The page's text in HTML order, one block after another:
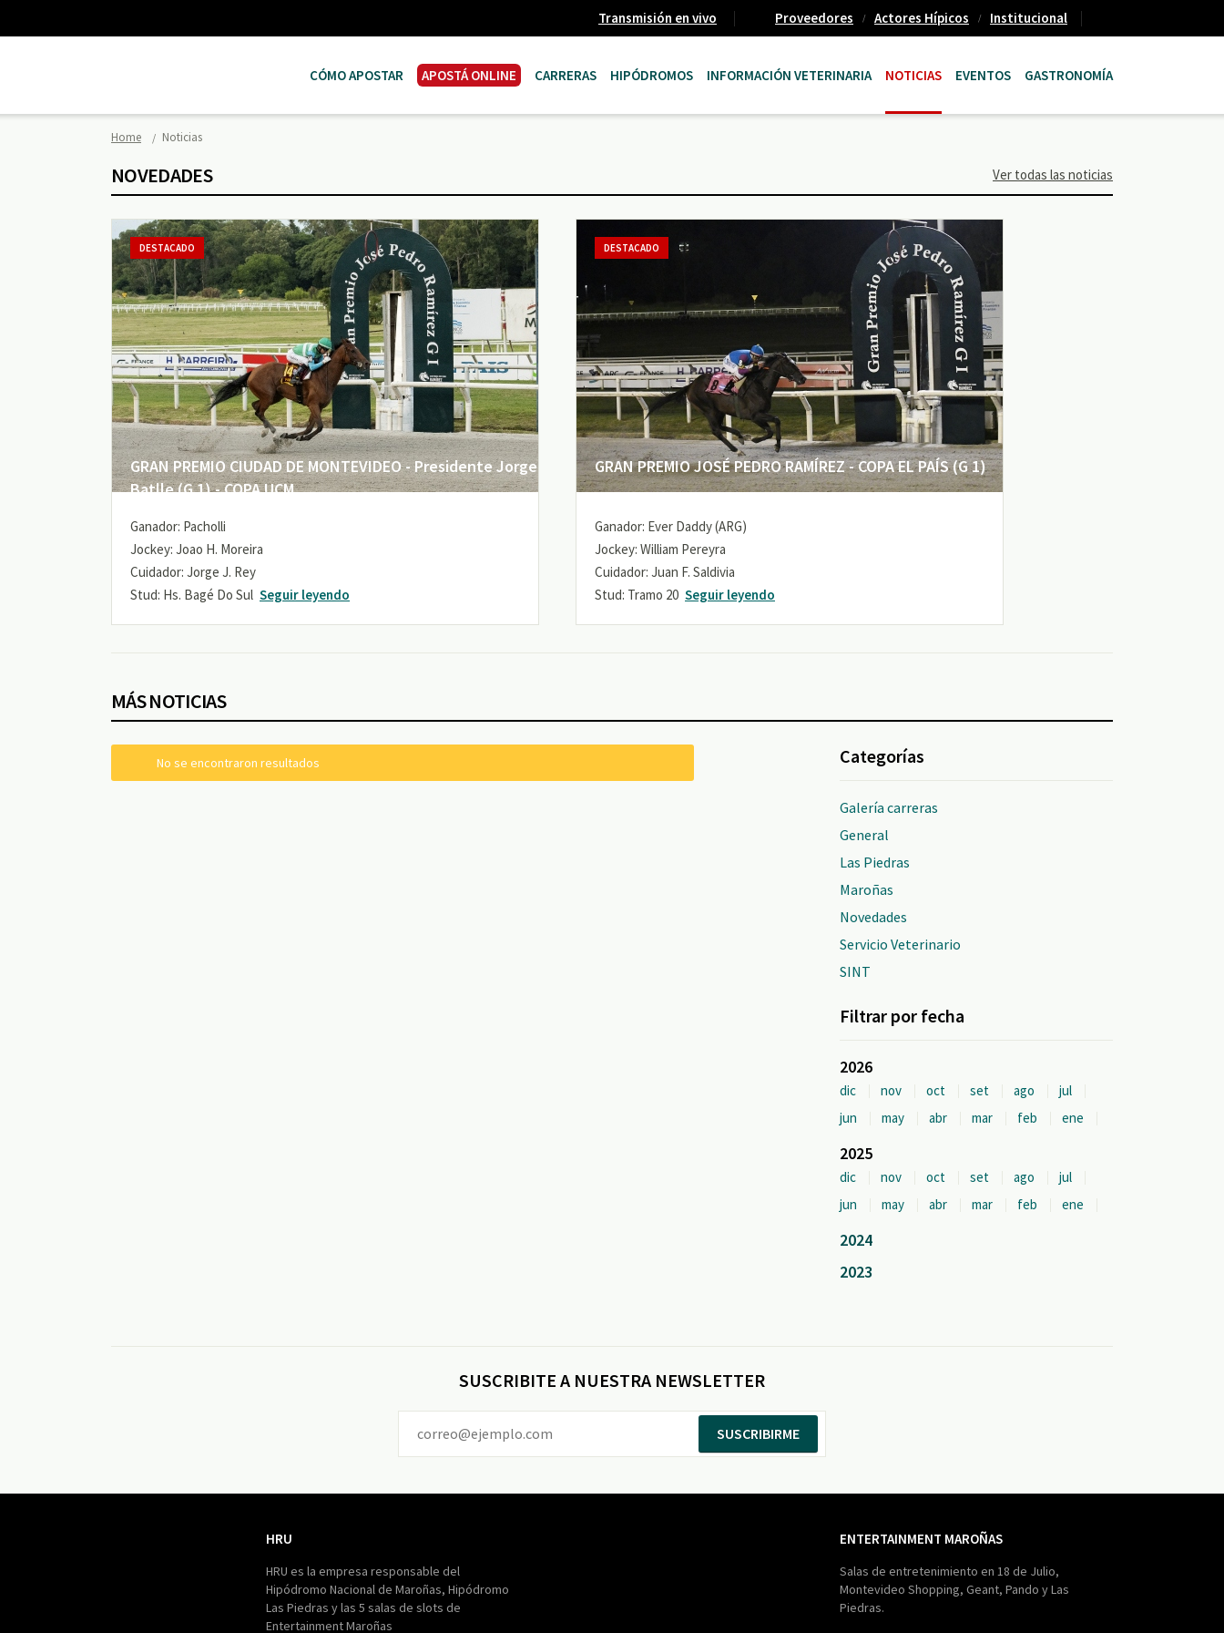
Transmisión en vivo Proveedores Actores Hípicos Institucional
CÓMO APOSTAR APOSTÁ ONLINE CARRERAS HIPÓDROMOS INFORMACIÓN VETERINARIA NOTICIAS EVENTOS GASTRONOMÍA
Home Noticias
NOVEDADES Ver todas las noticias
GRAN PREMIO CIUDAD DE MONTEVIDEO - Presidente Jorge
Batlle (G 1) - COPA UCM
DESTACADO
Ganador: Pacholli
Jockey: Joao H. Moreira
Cuidador: Jorge J. Rey
Stud: Hs. Bagé Do Sul Seguir leyendo
GRAN PREMIO JOSÉ PEDRO RAMÍREZ - COPA EL PAÍS (G 1)
DESTACADO
Ganador: Ever Daddy (ARG)
Jockey: William Pereyra
Cuidador: Juan F. Saldivia
Stud: Tramo 20 Seguir leyendo
MÁS NOTICIAS
No se encontraron resultados Categorías
Galería carreras
General
Las Piedras
Maroñas
Novedades
Servicio Veterinario
SINT
Filtrar por fecha
2026
dic nov oct set ago
jul
jun
may abr mar feb ene
2025
dic nov oct set ago
jul
jun
may abr mar feb ene
2024
2023
SUSCRIBITE A NUESTRA NEWSLETTER
SUSCRIBIRME
HRU
HRU es la empresa responsable del
Hipódromo Nacional de Maroñas, Hipódromo
Las Piedras y las 5 salas de slots de
Entertainment Maroñas
ENTERTAINMENT MAROÑAS
Salas de entretenimiento en 18 de Julio,
Montevideo Shopping, Geant, Pando y Las
Piedras.